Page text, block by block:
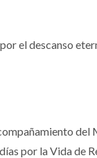
el descanso
por la Vida de